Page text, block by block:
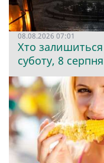
08.08.2026 07:01
Хто залишиться
суботу, 8